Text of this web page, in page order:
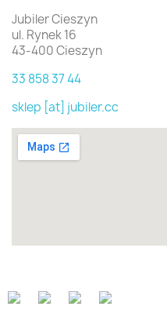
Jubiler Cieszyn
ul. Rynek 16
43-400 Cieszyn
33 858 37 44
sklep [at] jubiler.cc